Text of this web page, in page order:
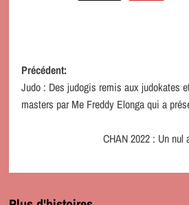
Navigation
d’article
Précédent:
Judo : Des judogis remis aux judokates
masters par Me Freddy Elonga qui a
CHAN 2022 : Un nul